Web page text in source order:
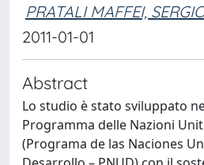
PRATALI MAFFEI,
2011-01-01
Abstract
Lo studio è stato sviluppato
Programma delle Nazioni
(Programa de las Naciones